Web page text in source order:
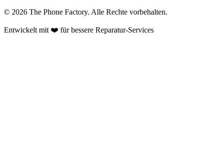
© 2026 The Phone Factory. Alle Rechte vorbehalten.
Entwickelt mit ❤️ für bessere Reparatur-Services